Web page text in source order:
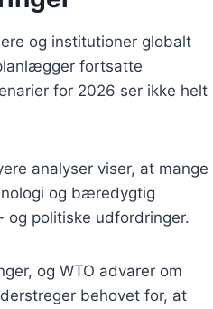
og institutioner globalt
fortsatte
for 2026 ser ikke helt
analyser viser, at mange
og bæredygtig
politiske udfordringer.
og WTO advarer om
behovet for, at